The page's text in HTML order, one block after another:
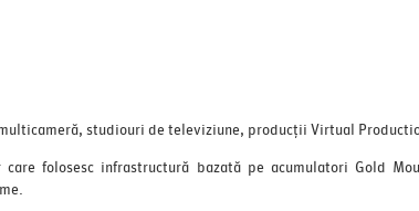
studiouri de televiziune, producții Virtual
folosesc infrastructură bazată pe acumulatori Gold